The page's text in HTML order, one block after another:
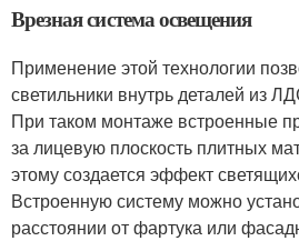
Врезная система освещения
Применение этой технологии
светильники внутрь деталей из
При таком монтаже встроенные
за лицевую плоскость плитных
этому создается эффект
Встроенную систему можно
расстоянии от фартука или